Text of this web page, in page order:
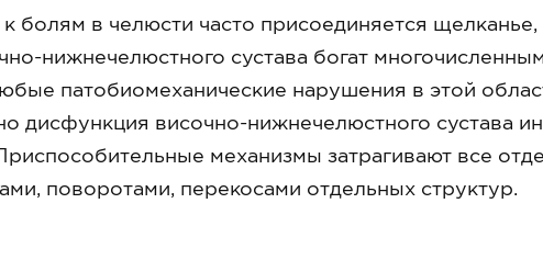
болям в челюсти часто присоединяется
нижнечелюстного сустава богат
патобиомеханические нарушения в этой
дисфункция височно-нижнечелюстного сустава
механизмы затрагивают все
поворотами, перекосами отдельных структур.